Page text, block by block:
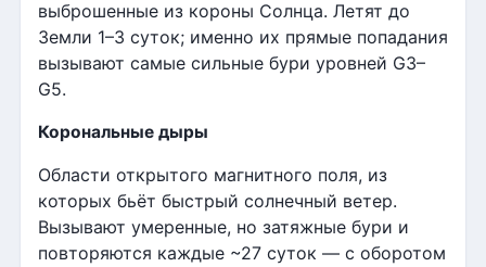
выброшенные из короны Солнца. Летят до
Земли 1–3 суток; именно их прямые попадания
вызывают самые сильные бури уровней G3–
G5.
Корональные дыры
Области открытого магнитного поля, из
которых бьёт быстрый солнечный ветер.
Вызывают умеренные, но затяжные бури и
повторяются каждые ~27 суток — с оборотом